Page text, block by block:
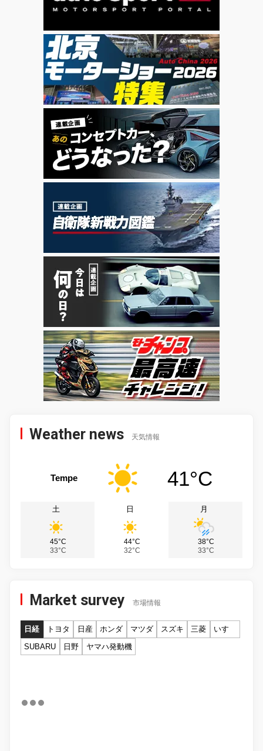
Weather news 天気情報
Tempe 41°C
土
45°C
33°C
日
44°C
32°C
月
38°C
33°C
Market survey 市場情報
日経 トヨタ 日産 ホンダ マツダ スズキ 三菱
いすゞ
SUBARU
日野 ヤマハ発動機